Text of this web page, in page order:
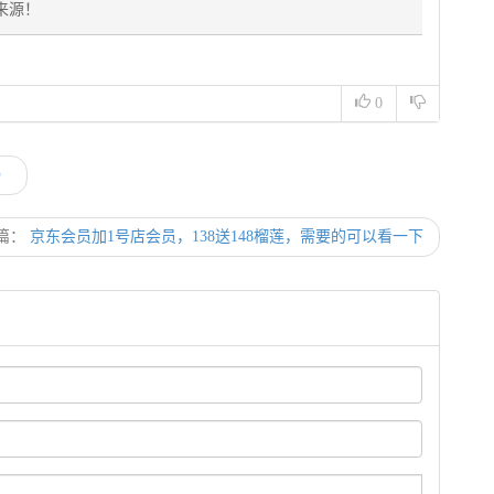
！
0
： 京东会员加1号店会员，138送148榴莲，需要的可以看一下